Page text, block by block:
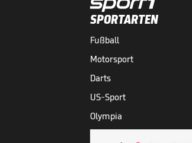
SPORTARTEN
Fußball
Motorsport
Darts
US-Sport
Olympia